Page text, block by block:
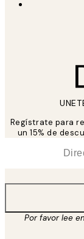
Regístrate para
un 15% de
Por favor lee